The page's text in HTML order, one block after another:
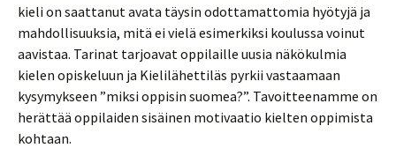
kieli on saattanut avata täysin odottamattomia hyötyjä ja
mahdollisuuksia, mitä ei vielä esimerkiksi koulussa voinut
aavistaa. Tarinat tarjoavat oppilaille uusia näkökulmia
kielen opiskeluun ja Kielilähettiläs pyrkii vastaamaan
kysymykseen ”miksi oppisin suomea?”. Tavoitteenamme on
herättää oppilaiden sisäinen motivaatio kielten oppimista
kohtaan.